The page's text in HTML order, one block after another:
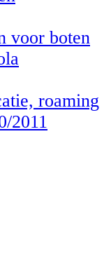
voor boten
roaming
2011